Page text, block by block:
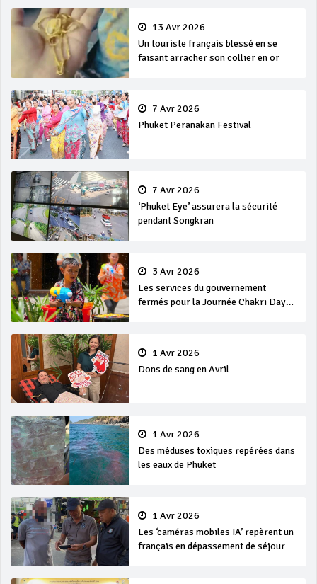
13 Avr 2026
Un touriste français blessé en se
faisant arracher son collier en or
7 Avr 2026
Phuket Peranakan Festival
7 Avr 2026
‘Phuket Eye’ assurera la sécurité
pendant Songkran
3 Avr 2026
Les services du gouvernement
fermés pour la Journée Chakri Day
1 Avr 2026
Dons de sang en Avril
1 Avr 2026
Des méduses toxiques repérées dans
les eaux de Phuket
1 Avr 2026
Les ‘caméras mobiles IA’ repèrent un
français en dépassement de séjour